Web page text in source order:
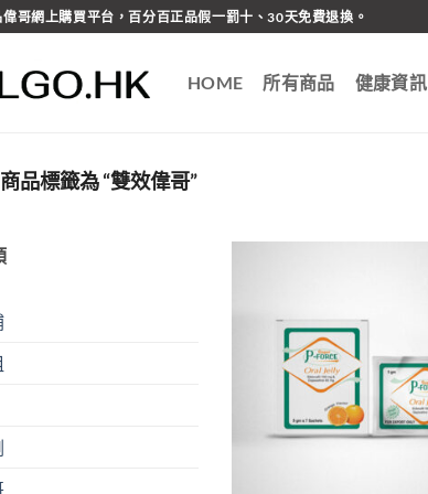
哥網上購買平台，百分百正品假一罰十、30天免費退換。
HOME 所有商品 健康資訊
商品標籤為 “雙效偉哥”